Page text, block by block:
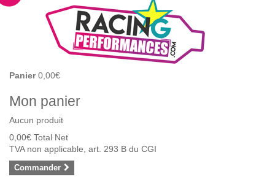
Panier 0,00€
Mon panier
Aucun produit
0,00€ Total Net
TVA non applicable, art. 293 B du CGI
Commander